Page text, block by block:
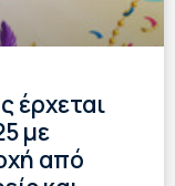
έρχεται
με
από